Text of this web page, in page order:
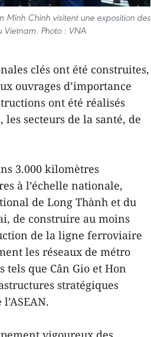
Minh Chinh visitent une exposition des
Vietnam. Photo : VNA
clés ont été construites,
ouvrages d’importance
ont été réalisés
secteurs de la santé, de
3.000 kilomètres
à l’échelle nationale,
de Long Thành et du
de construire au moins
de la ligne ferroviaire
les réseaux de métro
que Cân Gio et Hon
stratégiques